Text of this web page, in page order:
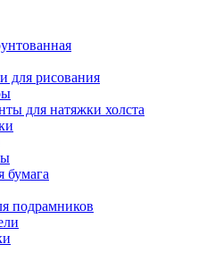
для рисования
для натяжки холста
бумага
подрамников